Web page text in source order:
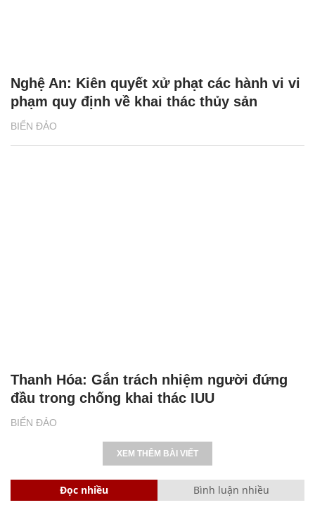
BIỂN ĐẢO
Nghệ An: Kiên quyết xử phạt các hành vi vi
phạm quy định về khai thác thủy sản
BIỂN ĐẢO
Thanh Hóa: Gắn trách nhiệm người đứng
đầu trong chống khai thác IUU
XEM THÊM BÀI VIẾT
Đọc nhiều Bình luận nhiều